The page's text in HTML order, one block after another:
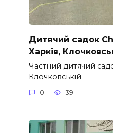
Дитячий садок
Харків,
Частний дитячий
Клочковській
0 39